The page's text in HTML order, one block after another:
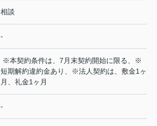
相談
-
※本契約条件は、7月末契約開始に限る、※
短期解約違約金あり、※法人契約は、敷金1ヶ
月、礼金1ヶ月
-